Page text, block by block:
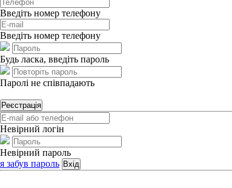
Введіть номер телефону
Введіть номер телефону
Будь ласка, введіть пароль
Паролі не співпадають
Реєстрація
Невірний логін
Невірний пароль
я забув пароль Вхід